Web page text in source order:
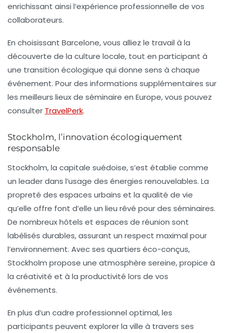
enrichissant ainsi l’expérience professionnelle de vos
collaborateurs.
En choisissant Barcelone, vous alliez le travail à la
découverte de la culture locale, tout en participant à
une transition écologique qui donne sens à chaque
événement. Pour des informations supplémentaires sur
les meilleurs lieux de séminaire en Europe, vous pouvez
consulter TravelPerk.
Stockholm, l’innovation écologiquement
responsable
Stockholm, la capitale suédoise, s’est établie comme
un leader dans l’usage des énergies renouvelables. La
propreté des espaces urbains et la qualité de vie
qu’elle offre font d’elle un lieu rêvé pour des séminaires.
De nombreux hôtels et espaces de réunion sont
labélisés durables, assurant un respect maximal pour
l’environnement. Avec ses quartiers éco-conçus,
Stockholm propose une atmosphère sereine, propice à
la créativité et à la productivité lors de vos
événements.
En plus d’un cadre professionnel optimal, les
participants peuvent explorer la ville à travers ses